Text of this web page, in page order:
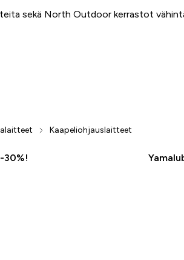
sekä North Outdoor kerrastot
Kaapeliohjauslaitteet
30%!